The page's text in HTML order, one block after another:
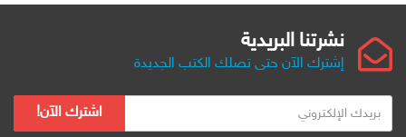
نشرتنا البريدية
إشترك الآن حتى تصلك الكتب الجديدة
ر
اشترك الآن!